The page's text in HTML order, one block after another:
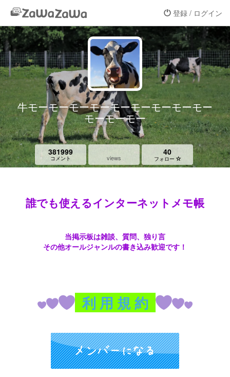
登録 / ログイン
牛モーモーモーモーモーモーモーモーモー
モーモーモー
381999
コメント views
40
フォロー
誰でも使えるインターネットメモ帳
当掲示板は雑談、質問、独り言
‪その他オールジャンルの書き込み歓迎です！‪
利 用 規 約